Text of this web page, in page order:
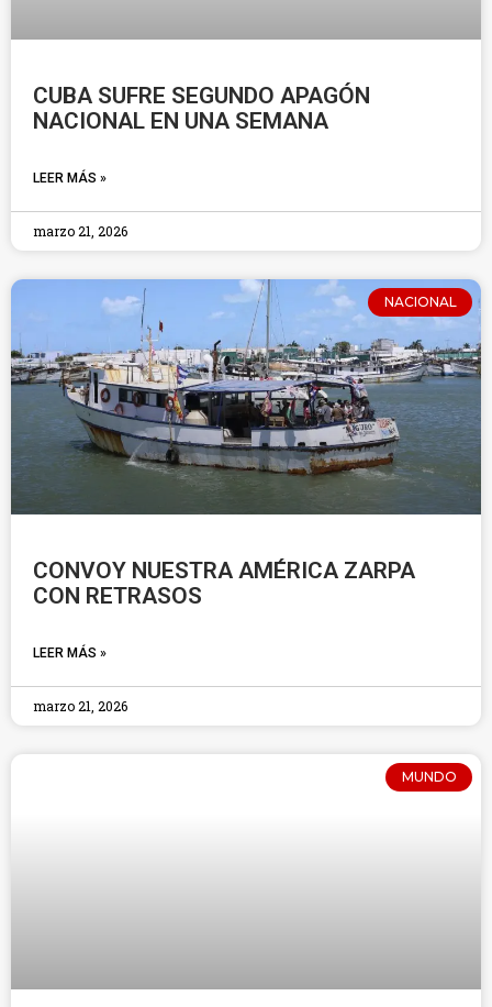
CUBA SUFRE SEGUNDO APAGÓN
NACIONAL EN UNA SEMANA
LEER MÁS »
marzo 21, 2026
NACIONAL
CONVOY NUESTRA AMÉRICA ZARPA
CON RETRASOS
LEER MÁS »
marzo 21, 2026
MUNDO